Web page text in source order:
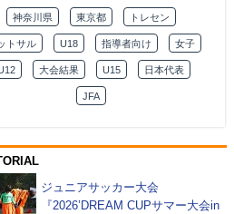
神奈川県 東京都 トレセン
トサル U18 指導者向け 女子
大会結果 U15 日本代表
JFA
ジュニアサッカー大会
『2026’DREAM CUPサマー大会in